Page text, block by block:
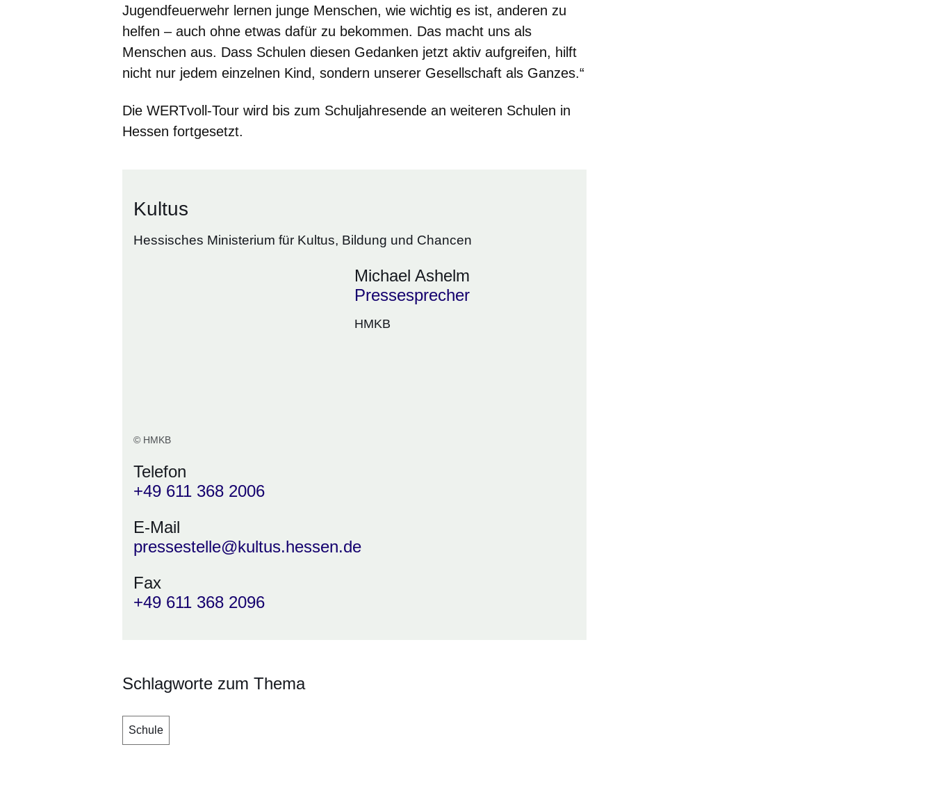
Jugendfeuerwehr lernen junge Menschen, wie wichtig es ist, anderen zu
helfen – auch ohne etwas dafür zu bekommen. Das macht uns als
Menschen aus. Dass Schulen diesen Gedanken jetzt aktiv aufgreifen, hilft
nicht nur jedem einzelnen Kind, sondern unserer Gesellschaft als Ganzes.“
Die WERTvoll-Tour wird bis zum Schuljahresende an weiteren Schulen in
Hessen fortgesetzt.
Kultus
Hessisches Ministerium für Kultus, Bildung und Chancen
© HMKB
Michael Ashelm
Pressesprecher
HMKB
Telefon
+49 611 368 2006
E-Mail
pressestelle@kultus.hessen.de
Fax
+49 611 368 2096
Schlagworte zum Thema
Schule